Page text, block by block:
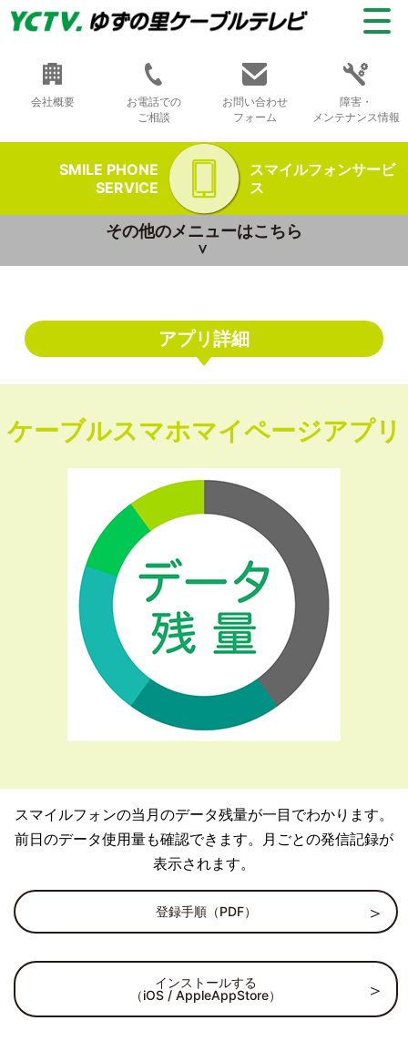
会社概要
お電話での
ご相談
お問い合わせ
フォーム
障害・
メンテナンス情報
SMILE PHONE
SERVICE
スマイルフォンサービ
ス
その他のメニューはこちら
アプリ詳細
ケーブルスマホマイページアプリ
スマイルフォンの当月のデータ残量が一目でわかります。
前日のデータ使用量も確認できます。月ごとの発信記録が
表示されます。
登録手順（PDF）
インストールする
（iOS / AppleAppStore）